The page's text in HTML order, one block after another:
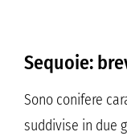
Sequoie:
Sono conifere
suddivise in due